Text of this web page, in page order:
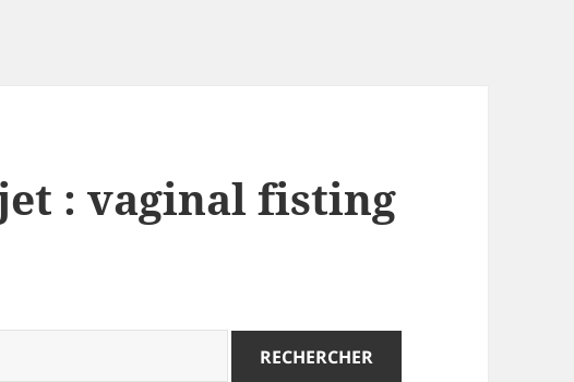
: vaginal fisting